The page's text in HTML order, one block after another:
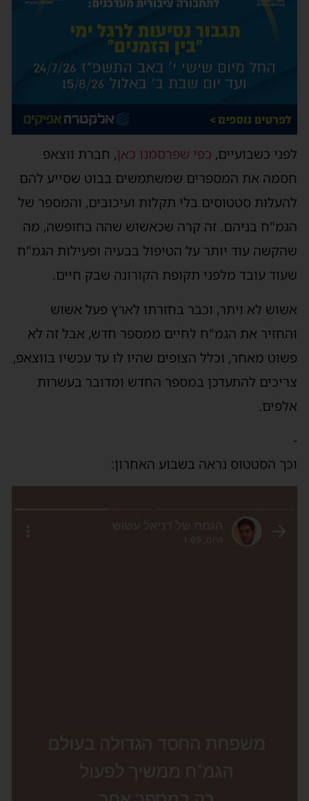
לפני כשבועיים, כפי שפרסמנו כאן, חברת ווצאפ
חסמה את המספרים שמשתמשים בבוט שסייע להם
להעלות סטטוסים בלי תקלות ועיכובים, והמספר של
הגמ"ח בניהם. זה קרה שכאשוש שהה בחופשה, מה
שהקשה עוד יותר על הטיפול בבעיה ופעילות הגמ"ח
שעוד עובד מלפני תקופת הקורונה שבק חיים.
אשוש לא ויתר, וכבר בחזרתו לארץ פעל אשוש
והחזיר את הגמ"ח לחיים ממספר חדש, אבל זה לא
פשוט מאחר, וכלל הצופים שהיו לו עד עכשיו בווצאפ,
צריכים להתעדכן במספר החדש ומדובר בעשרות
אלפים.
-
וכך הסטטוס נראה בשבוע האחרון: